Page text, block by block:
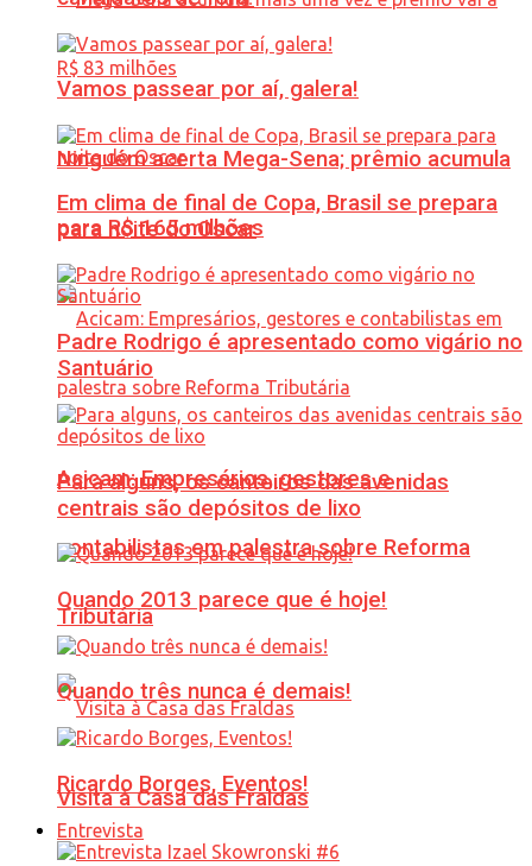
Ninguém acerta Mega-Sena; prêmio acumula
para R$ 165 milhões
Acicam: Empresários, gestores e
contabilistas em palestra sobre Reforma
Tributária
Visita à Casa das Fraldas
Vamos passear por aí, galera!
Em clima de final de Copa, Brasil se prepara
para noite do Oscar
Padre Rodrigo é apresentado como vigário no
Santuário
Para alguns, os canteiros das avenidas
centrais são depósitos de lixo
Quando 2013 parece que é hoje!
Quando três nunca é demais!
Ricardo Borges, Eventos!
Entrevista